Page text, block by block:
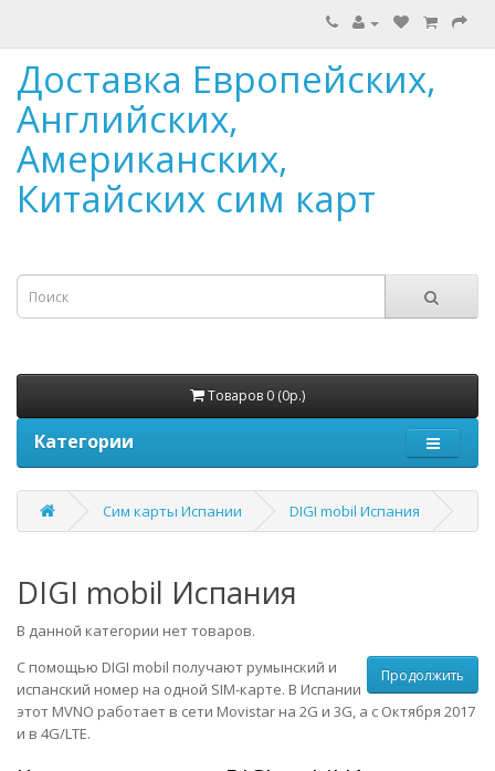
Доставка Европейских,
Английских,
Американских,
Китайских сим карт
Товаров 0 (0р.)
Категории
Сим карты Испании DIGI mobil Испания
DIGI mobil Испания
В данной категории нет товаров.
Продолжить
С помощью DIGI mobil получают румынский и
испанский номер на одной SIM-карте. В Испании
этот MVNO работает в сети Movistar на 2G и 3G, а с Октября 2017
и в 4G/LTE.